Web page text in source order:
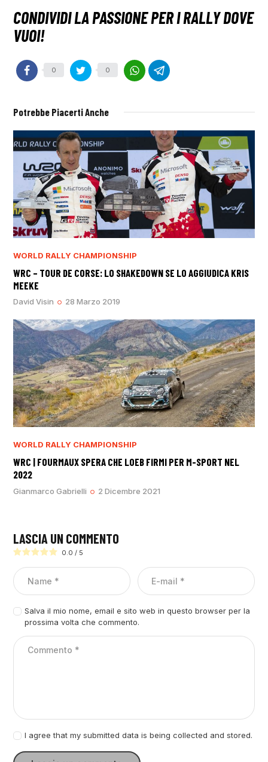
0 0
Potrebbe Piacerti Anche
WORLD RALLY CHAMPIONSHIP
WRC – TOUR DE CORSE: LO SHAKEDOWN SE LO AGGIUDICA KRIS
MEEKE
David Visin 28 Marzo 2019
WORLD RALLY CHAMPIONSHIP
WRC | FOURMAUX SPERA CHE LOEB FIRMI PER M-SPORT NEL
2022
Gianmarco Gabrielli 2 Dicembre 2021
LASCIA UN COMMENTO
0.0 / 5
Salva il mio nome, email e sito web in questo browser per la
prossima volta che commento.
I agree that my submitted data is being collected and stored.